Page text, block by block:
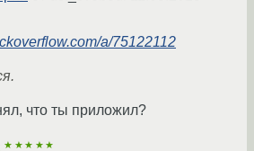
a/75122112
что ты приложил?
★★★★★